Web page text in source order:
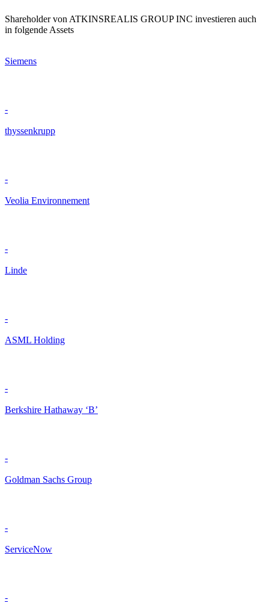
Shareholder von ATKINSREALIS GROUP INC investieren auch
in folgende Assets
Siemens
-
thyssenkrupp
-
Veolia Environnement
-
Linde
-
ASML Holding
-
Berkshire Hathaway ‘B’
-
Goldman Sachs Group
-
ServiceNow
-